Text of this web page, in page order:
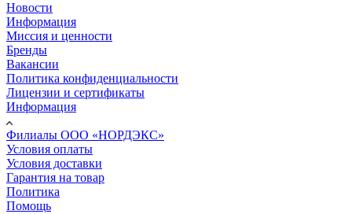
Новости
Информация
Миссия и ценности
Бренды
Вакансии
Политика конфиденциальности
Лицензии и сертификаты
Информация
Филиалы ООО «НОРДЭКС»
Условия оплаты
Условия доставки
Гарантия на товар
Политика
Помощь